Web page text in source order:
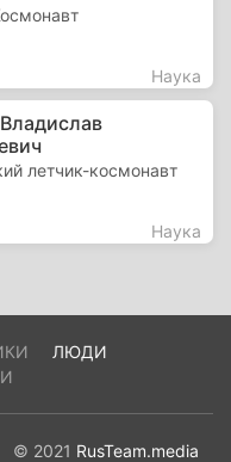
Наука
летчик-космонавт
Наука
ЛЮДИ
© 2021 RusTeam.media